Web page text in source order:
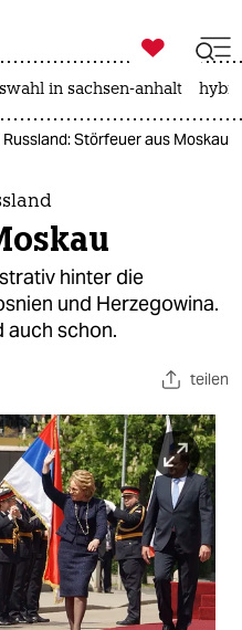

taz zahl ich
in sachsen-anhalt
Störfeuer aus Moskau
hinter die
und Herzegowina.
auch schon.
teilen